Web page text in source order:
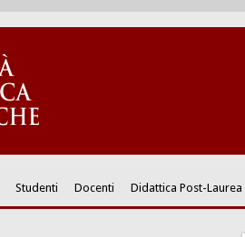
Studenti Docenti Didattica Post-Laurea